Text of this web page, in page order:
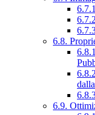
6.8.
6.9.